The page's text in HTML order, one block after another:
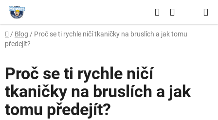
Přejít
obsah
Hledat
KOŠÍK
Domů
/ Blog / Proč se ti rychle ničí tkaničky na bruslích a jak tomu
předejít?
Proč se ti rychle ničí
tkaničky na bruslích a jak
tomu předejít?